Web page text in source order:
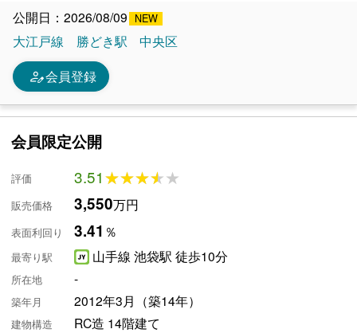
公開日：2026/08/09
大江戸線
勝どき駅 中央区
person_edit会員登録
会員限定公開
評価 3.51★★★★★
★★★★★
販売価格 3,550万円
表面利回り 3.41 ％
最寄り駅 山手線 池袋駅 徒歩10分
所在地 -
築年月 2012年3月（築14年）
建物構造 RC造 14階建て